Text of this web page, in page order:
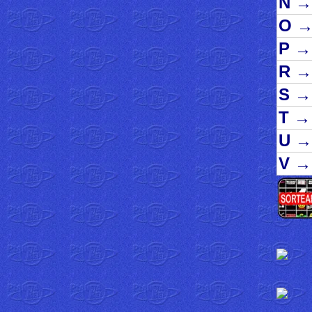
O
P →
R →
S →
T →
U →
V →